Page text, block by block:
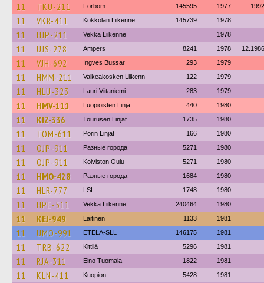
11 TKU-211 Förbom 145595 1977 1992
11 VKR-411 Kokkolan Liikenne 145739 1978
11 HJP-211 Vekka Liikenne 1978
11 UJS-278 Ampers 8241 1978 12.1986
11 VJH-692 Ingves Bussar 293 1979
11 HMM-211 Valkeakosken Liikenn 122 1979
11 HLU-323 Lauri Viitaniemi 283 1979
11 HMV-111 Luopioisten Linja 440 1980
11 KIZ-336 Tourusen Linjat 1735 1980
11 TOM-611 Porin Linjat 166 1980
11 OJP-911 Разные города 5271 1980
11 OJP-911 Koiviston Oulu 5271 1980
11 HMO-428 Разные города 1684 1980
11 HLR-777 LSL 1748 1980
11 HPE-511 Vekka Liikenne 240464 1980
11 KEJ-949 Laitinen 1133 1981
11 UMO-991 ETELA-SLL 146175 1981
11 TRB-622 Kittilä 5296 1981
11 RJA-311 Eino Tuomala 1822 1981
11 KLN-411 Kuopion 5428 1981